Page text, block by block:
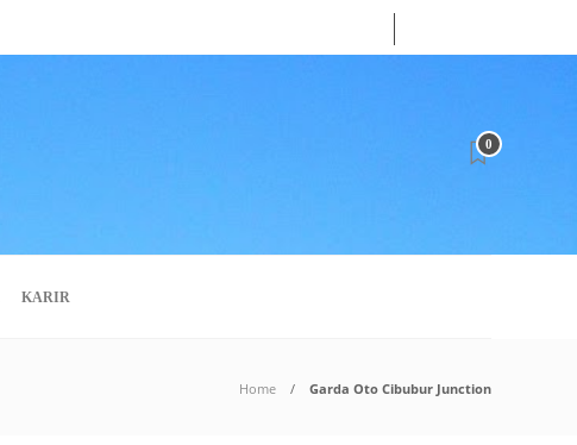
0
KARIR
Home Garda Oto Cibubur Junction